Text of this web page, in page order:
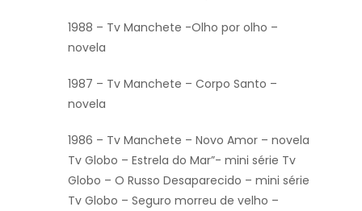
1988 – Tv Manchete -Olho por olho –
novela
1987 – Tv Manchete – Corpo Santo –
novela
1986 – Tv Manchete – Novo Amor – novela
Tv Globo – Estrela do Mar”- mini série Tv
Globo – O Russo Desaparecido – mini série
Tv Globo – Seguro morreu de velho –